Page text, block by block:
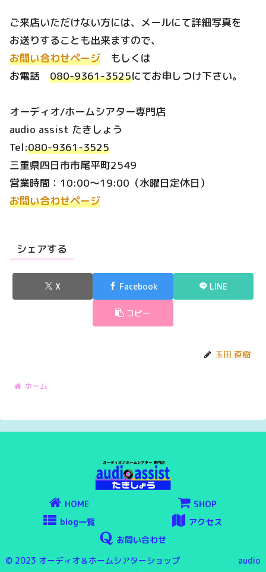
ご来店いただけない方には、メールにて詳細写真を
お送りすることも出来ますので、
お問い合わせページ もしくは
お電話 080-9361-3525にてお申しつけ下さい。
オーディオ/ホームシアター専門店
audio assist たきしょう
Tel:080-9361-3525
三重県四日市市尾平町2549
営業時間：10:00～19:00（水曜日定休日）
お問い合わせページ
シェアする
X Facebook LINE
コピー
玉田 直樹
ホーム
HOME
SHOP
blog一覧
アクセス
お問い合わせ
© 2023 オーディオ＆ホームシアターショップ audio